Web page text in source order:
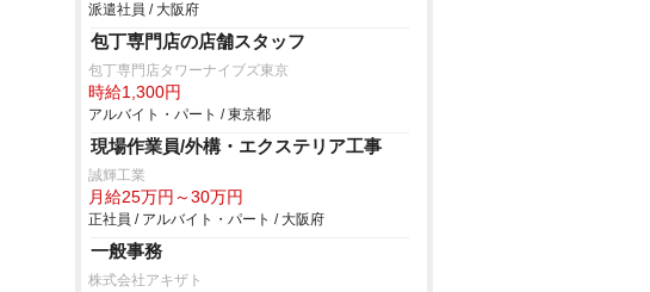
派遣社員 / 大阪府
包丁専門店の店舗スタッフ
包丁専門店タワーナイブズ東京
時給1,300円
アルバイト・パート / 東京都
現場作業員/外構・エクステリア工事
誠輝工業
月給25万円～30万円
正社員 / アルバイト・パート / 大阪府
一般事務
株式会社アキザト